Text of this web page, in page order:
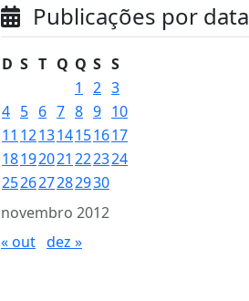
Publicações por data
novembro 2012
D S T Q Q S S
1
2 3
4 5 6 7 8 9 10
11 121314151617
18192021 222324
252627282930
« out dez »